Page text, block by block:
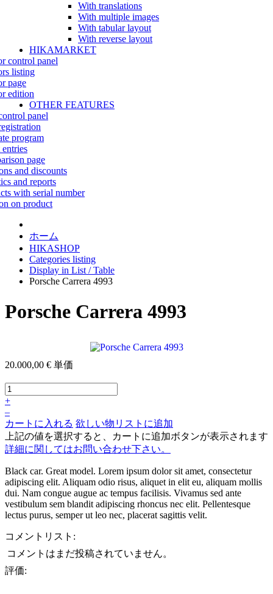
With translations
With multiple images
With tabular layout
With reverse layout
HIKAMARKET
control panel
listing
page
edition
OTHER FEATURES
panel
program
page
and discounts
and reports
with serial number
on product
ホーム
HIKASHOP
Categories listing
Display in List / Table
Porsche Carrera 4993
Porsche Carrera 4993
20.000,00 € 単価
+
–
カートに入れる 欲しい物リストに追加
上記の値を選択すると、カートに追加ボタンが表示されます
詳細に関してはお問い合わせ下さい。
Black car. Great model. Lorem ipsum dolor sit amet, consectetur
adipiscing elit. Aliquam odio risus, aliquet in elit eu, aliquam mollis
dui. Nam congue augue ac tempus facilisis. Vivamus sed ante
vestibulum sem blandit adipiscing rhoncus nec elit. Pellentesque
lectus purus, semper ut leo nec, placerat sagittis velit.
コメントリスト:
コメントはまだ投稿されていません。
評価: